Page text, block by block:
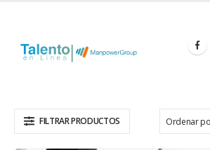
FILTRAR PRODUCTOS